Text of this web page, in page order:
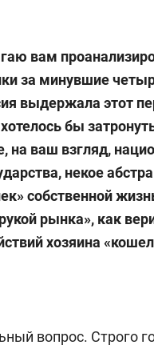
вам
за минувшие
выдержала этот
бы
на ваш взгляд,
некое
собственной
рынка», как
хозяина
вопрос. Строго